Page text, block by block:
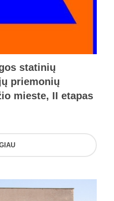
statinių
priemonių
mieste, II etapas